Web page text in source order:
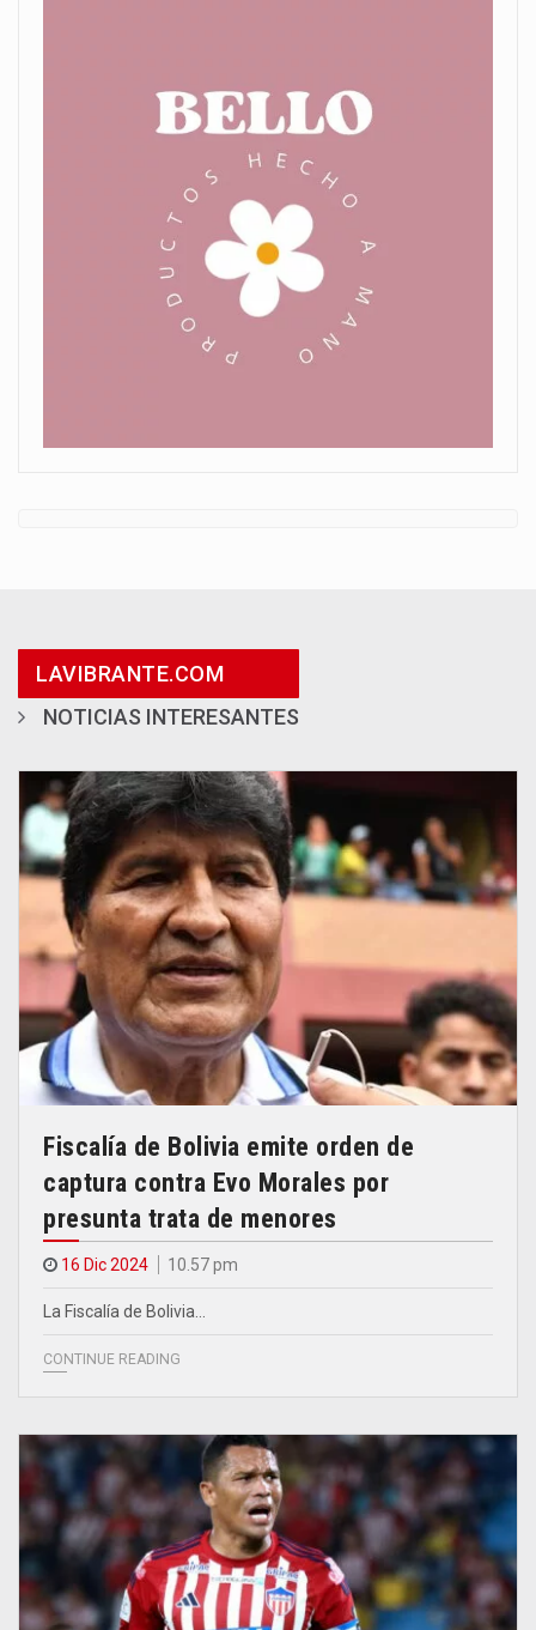
LAVIBRANTE.COM
NOTICIAS INTERESANTES
Fiscalía de Bolivia emite orden de
captura contra Evo Morales por
presunta trata de menores
16 Dic 2024 10.57 pm
La Fiscalía de Bolivia…
CONTINUE READING